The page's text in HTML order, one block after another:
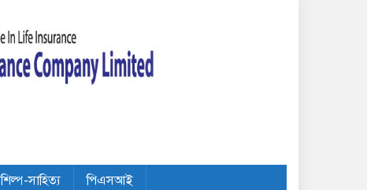
শিল্প-সাহিত্য পিএসআই